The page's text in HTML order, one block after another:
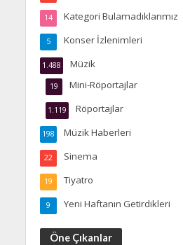
Kategori Bulamadıklarımız
14
Konser İzlenimleri
5
Müzik
1.488
Mini-Röportajlar
19
Röportajlar
1.119
Müzik Haberleri
198
Sinema
22
Tiyatro
19
Yeni Haftanın Getirdikleri
9
Öne Çıkanlar